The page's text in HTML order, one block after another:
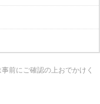
前にご確認の上おでかけく